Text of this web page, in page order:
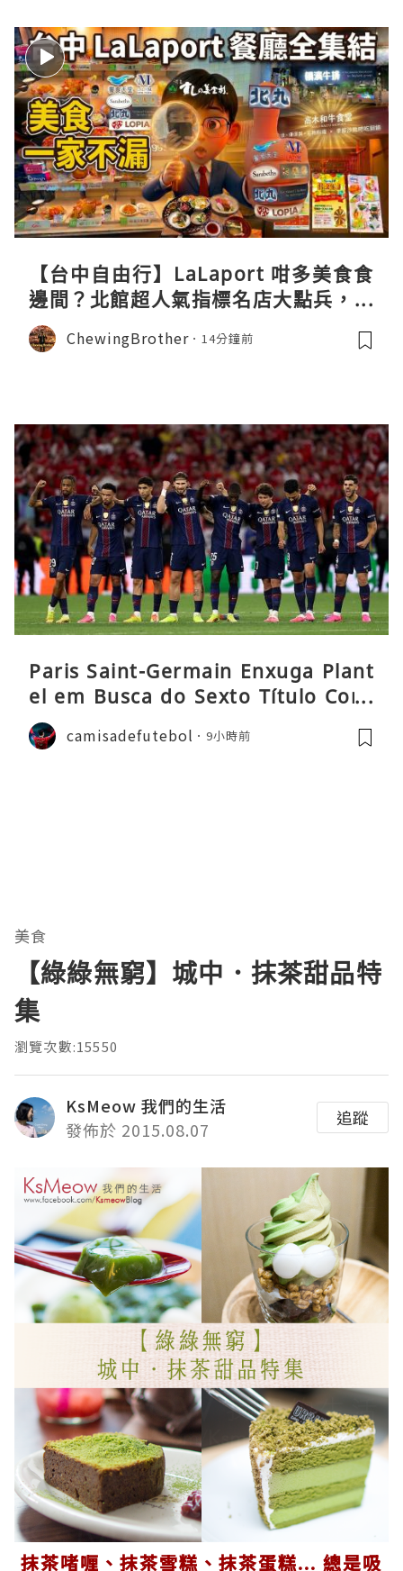
【台中自由行】LaLaport 咁多美食食
邊間？北館超人氣指標名店大點兵，深
度實測日本直送「北丸」職人料理與南
館 LOPIA 超市神級熟食區！
ChewingBrother 14分鐘前
Paris Saint-Germain Enxuga Plant
el em Busca do Sexto Título Cons
ecutivo da Liga
camisadefutebol 9小時前
美食
【綠綠無窮】城中．抹茶甜品特
集
瀏覽次數:15550
KsMeow 我們的生活
發佈於 2015.08.07
追蹤
抹茶啫喱、抹茶雪糕、抹茶蛋糕... 總是吸